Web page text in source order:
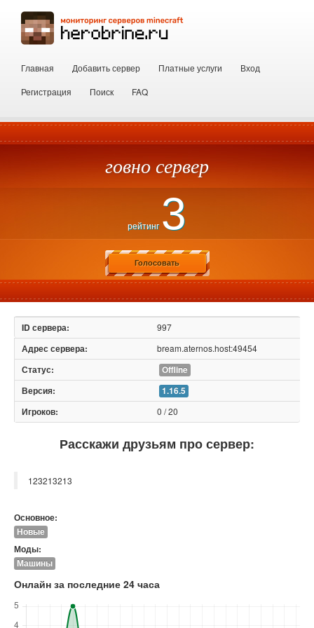
Главная Добавить сервер Платные услуги
Вход
Регистрация
Поиск FAQ
говно сервер
рейтинг 3
Голосовать
997
bream.aternos.host:49454
Offline
1.16.5
0 / 20
Расскажи друзьям про сервер:
123213213
Основное:
Новые
Моды:
Машины
Онлайн за последние 24 часа